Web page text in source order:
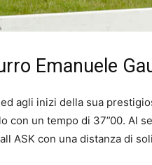
Emanuele
agli inizi della sua
con un tempo di 37”00. Al
ASK con una distanza di